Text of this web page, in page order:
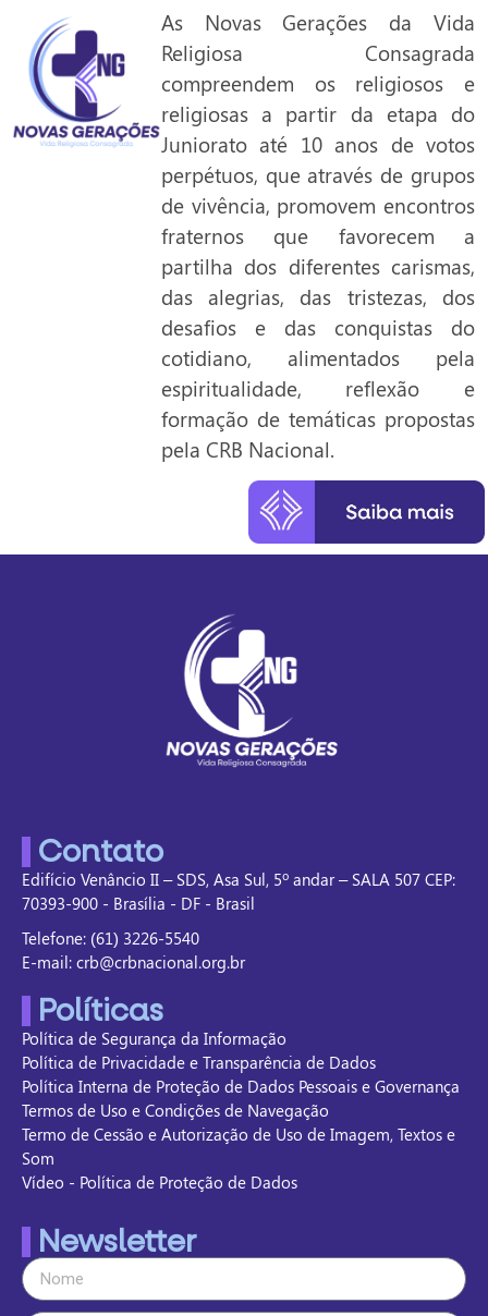
As Novas Gerações da Vida
Religiosa Consagrada
compreendem os religiosos e
religiosas a partir da etapa do
Juniorato até 10 anos de votos
perpétuos, que através de grupos
de vivência, promovem encontros
fraternos que favorecem a
partilha dos diferentes carismas,
das alegrias, das tristezas, dos
desafios e das conquistas do
cotidiano, alimentados pela
espiritualidade, reflexão e
formação de temáticas propostas
pela CRB Nacional.
Contato
Edifício Venâncio II – SDS, Asa Sul, 5º andar – SALA 507 CEP:
70393-900 - Brasília - DF - Brasil
Telefone: (61) 3226-5540
E-mail: crb@crbnacional.org.br
Políticas
Política de Segurança da Informação
Política de Privacidade e Transparência de Dados
Política Interna de Proteção de Dados Pessoais e Governança
Termos de Uso e Condições de Navegação
Termo de Cessão e Autorização de Uso de Imagem, Textos e
Som
Vídeo - Política de Proteção de Dados
Newsletter